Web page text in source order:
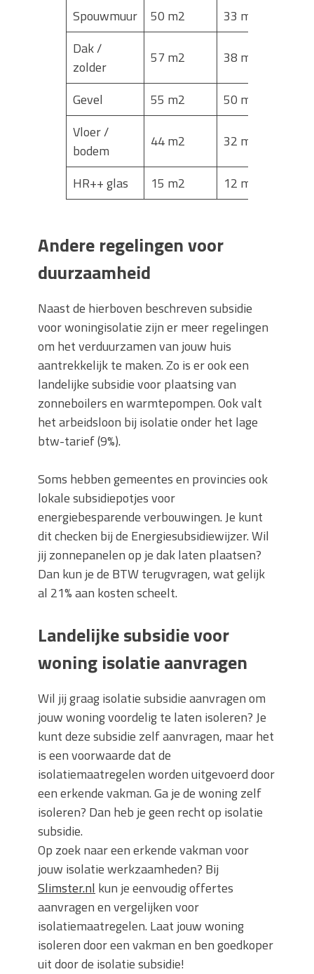
Spouwmuur 50 m2 33 m2
Dak /
zolder
57 m2 38 m2
Gevel 55 m2 50 m2
Vloer /
bodem
44 m2 32 m2
HR++ glas 15 m2 12 m2
Andere regelingen voor
duurzaamheid
Naast de hierboven beschreven subsidie
voor woningisolatie zijn er meer regelingen
om het verduurzamen van jouw huis
aantrekkelijk te maken. Zo is er ook een
landelijke subsidie voor plaatsing van
zonneboilers en warmtepompen. Ook valt
het arbeidsloon bij isolatie onder het lage
btw-tarief (9%).
Soms hebben gemeentes en provincies ook
lokale subsidiepotjes voor
energiebesparende verbouwingen. Je kunt
dit checken bij de Energiesubsidiewijzer. Wil
jij zonnepanelen op je dak laten plaatsen?
Dan kun je de BTW terugvragen, wat gelijk
al 21% aan kosten scheelt.
Landelijke subsidie voor
woning isolatie aanvragen
Wil jij graag isolatie subsidie aanvragen om
jouw woning voordelig te laten isoleren? Je
kunt deze subsidie zelf aanvragen, maar het
is een voorwaarde dat de
isolatiemaatregelen worden uitgevoerd door
een erkende vakman. Ga je de woning zelf
isoleren? Dan heb je geen recht op isolatie
subsidie.
Op zoek naar een erkende vakman voor
jouw isolatie werkzaamheden? Bij
Slimster.nl kun je eenvoudig offertes
aanvragen en vergelijken voor
isolatiemaatregelen. Laat jouw woning
isoleren door een vakman en ben goedkoper
uit door de isolatie subsidie!